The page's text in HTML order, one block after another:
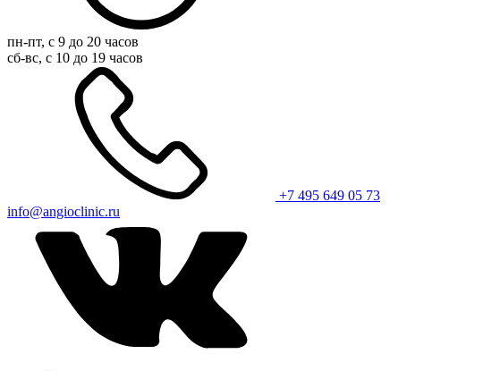
пн-пт, с 9 до 20 часов
сб-вс, с 10 до 19 часов
+7 495 649 05 73
info@angioclinic.ru